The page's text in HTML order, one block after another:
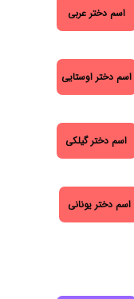
اسم دختر عربی
اسم دختر اوستایی
اسم دختر گیلکی
اسم دختر یونانی